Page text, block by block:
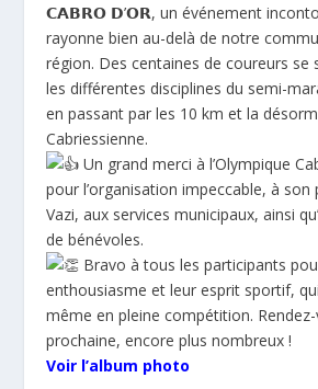
𝗖𝗔𝗕𝗥𝗢 𝗗’𝗢𝗥, un événement
rayonne bien au-delà de notre
région. Des centaines de coureurs se
les différentes disciplines du semi-
en passant par les 10 km et la
Cabriessienne.
Un grand merci à l’Olympique
pour l’organisation impeccable, à son
Vazi, aux services municipaux, ainsi
de bénévoles.
Bravo à tous les participants
enthousiasme et leur esprit sportif,
même en pleine compétition. Rendez-
prochaine, encore plus nombreux !
Voir l’album photo